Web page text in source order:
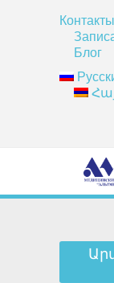
Контакты
Блог